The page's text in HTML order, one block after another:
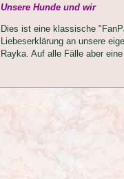
Unsere Hunde und wir
Dies ist eine klassische
Liebeserklärung an unsere
Rayka. Auf alle Fälle aber